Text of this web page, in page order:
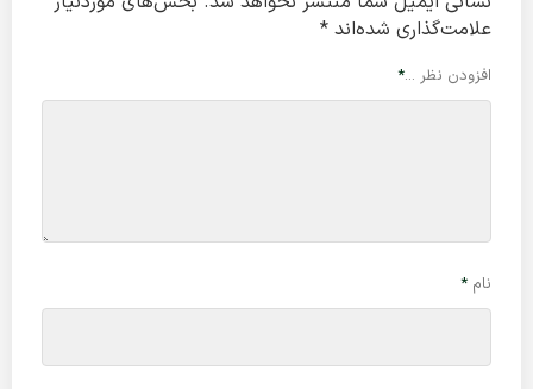
علامت‌گذاری شده‌اند *
افزودن نظر ...*
نام *